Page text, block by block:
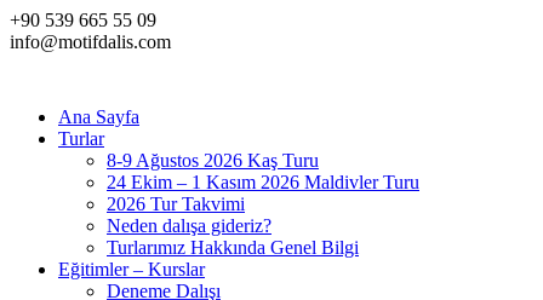
+90 539 665 55 09
info@motifdalis.com
Ana Sayfa
Turlar
8-9 Ağustos 2026 Kaş Turu
24 Ekim – 1 Kasım 2026 Maldivler Turu
2026 Tur Takvimi
Neden dalışa gideriz?
Turlarımız Hakkında Genel Bilgi
Eğitimler – Kurslar
Deneme Dalışı